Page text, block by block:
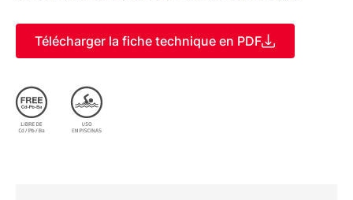
Télécharger la fiche technique en PDF